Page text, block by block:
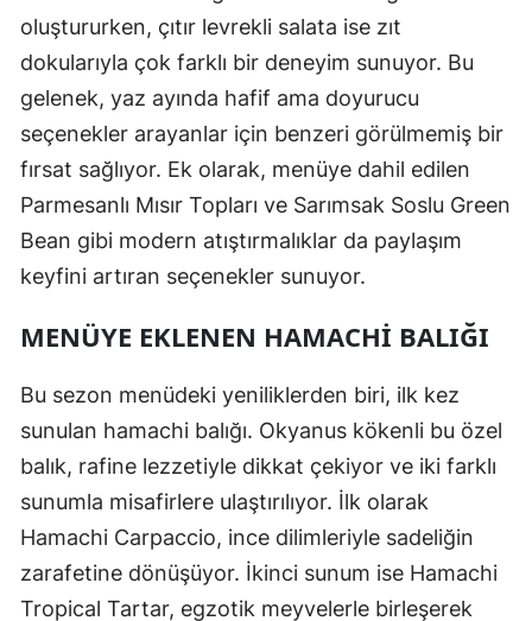
oluştururken, çıtır levrekli salata ise zıt
dokularıyla çok farklı bir deneyim sunuyor. Bu
gelenek, yaz ayında hafif ama doyurucu
seçenekler arayanlar için benzeri görülmemiş bir
fırsat sağlıyor. Ek olarak, menüye dahil edilen
Parmesanlı Mısır Topları ve Sarımsak Soslu Green
Bean gibi modern atıştırmalıklar da paylaşım
keyfini artıran seçenekler sunuyor.
MENÜYE EKLENEN HAMACHI BALIĞI
Bu sezon menüdeki yeniliklerden biri, ilk kez
sunulan hamachi balığı. Okyanus kökenli bu özel
balık, rafine lezzetiyle dikkat çekiyor ve iki farklı
sunumla misafirlere ulaştırılıyor. İlk olarak
Hamachi Carpaccio, ince dilimleriyle sadeliğin
zarafetine dönüşüyor. İkinci sunum ise Hamachi
Tropical Tartar, egzotik meyvelerle birleşerek